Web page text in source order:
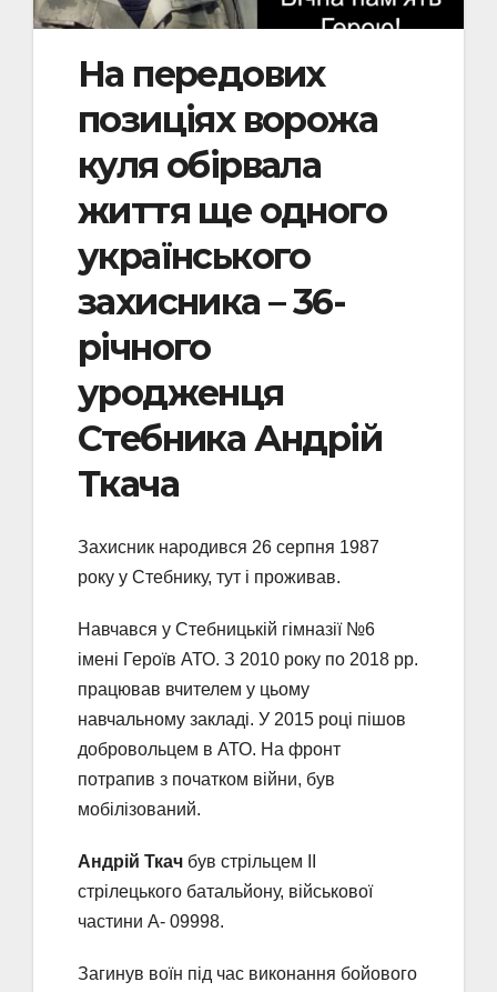
На передових
позиціях ворожа
куля обірвала
життя ще одного
українського
захисника – 36-
річного
уродженця
Стебника Андрій
Ткача
Захисник народився 26 серпня 1987
року у Стебнику, тут і проживав.
Навчався у Стебницькій гімназії №6
імені Героїв АТО. З 2010 року по 2018 рр.
працював вчителем у цьому
навчальному закладі. У 2015 році пішов
добровольцем в АТО. На фронт
потрапив з початком війни, був
мобілізований.
Андрій Ткач був стрільцем ІІ
стрілецького батальйону, військової
частини А- 09998.
Загинув воїн під час виконання бойового